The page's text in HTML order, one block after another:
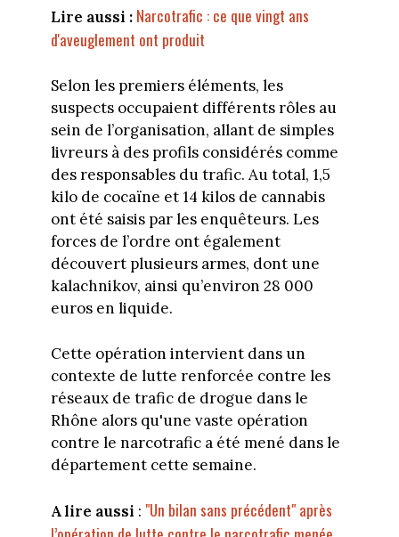
Lire aussi : Narcotrafic : ce que vingt ans
d'aveuglement ont produit
Selon les premiers éléments, les
suspects occupaient différents rôles au
sein de l’organisation, allant de simples
livreurs à des profils considérés comme
des responsables du trafic. Au total, 1,5
kilo de cocaïne et 14 kilos de cannabis
ont été saisis par les enquêteurs. Les
forces de l’ordre ont également
découvert plusieurs armes, dont une
kalachnikov, ainsi qu’environ 28 000
euros en liquide.
Cette opération intervient dans un
contexte de lutte renforcée contre les
réseaux de trafic de drogue dans le
Rhône alors qu'une vaste opération
contre le narcotrafic a été mené dans le
département cette semaine.
A lire aussi : "Un bilan sans précédent" après